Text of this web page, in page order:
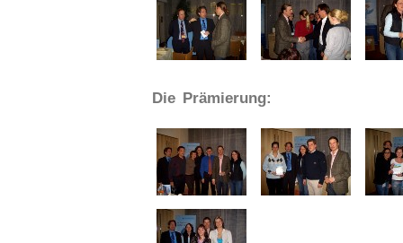
Die Prämierung: